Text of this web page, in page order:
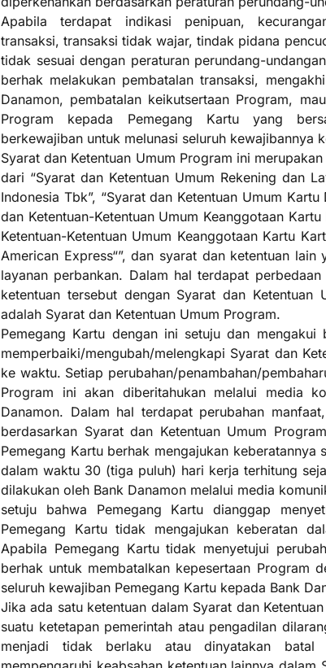
Apabila terdapat indikasi penipuan,
transaksi, transaksi tidak wajar, tindak pidana
tidak sesuai dengan peraturan perundang-
berhak melakukan pembatalan transaksi,
Danamon, pembatalan keikutsertaan Program,
Program kepada Pemegang Kartu yang
berkewajiban untuk melunasi seluruh kewajibannya
Syarat dan Ketentuan Umum Program ini
dari “Syarat dan Ketentuan Umum Rekening dan
Indonesia Tbk”, “Syarat dan Ketentuan Umum
dan Ketentuan-Ketentuan Umum Keanggotaan
Ketentuan-Ketentuan Umum Keanggotaan Kartu
American Express“”, dan syarat dan ketentuan
layanan perbankan. Dalam hal terdapat
ketentuan tersebut dengan Syarat dan
adalah Syarat dan Ketentuan Umum Program.
Pemegang Kartu dengan ini setuju dan mengakui
memperbaiki/mengubah/melengkapi Syarat dan
ke waktu. Setiap perubahan/penambahan/
Program ini akan diberitahukan melalui media
Danamon. Dalam hal terdapat perubahan
berdasarkan Syarat dan Ketentuan Umum
Pemegang Kartu berhak mengajukan keberatannya
dalam waktu 30 (tiga puluh) hari kerja terhitung
dilakukan oleh Bank Danamon melalui media
setuju bahwa Pemegang Kartu dianggap
Pemegang Kartu tidak mengajukan keberatan
Apabila Pemegang Kartu tidak menyetujui
berhak untuk membatalkan kepesertaan Program
seluruh kewajiban Pemegang Kartu kepada Bank
Jika ada satu ketentuan dalam Syarat dan
suatu ketetapan pemerintah atau pengadilan
menjadi tidak berlaku atau dinyatakan